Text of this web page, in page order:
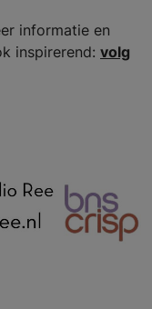
informatie en
inspirerend: volg